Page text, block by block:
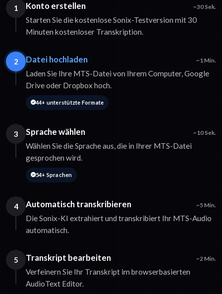
1 Konto erstellen ~30 Sek.
Starten Sie die kostenlose Sonix-Testversion mit 30
Minuten kostenloser Transkription.
2 Datei hochladen ~1 Min.
Laden Sie Ihre MTS-Datei von Ihrem Computer, Google
Drive oder Dropbox hoch.
44+ unterstützte Formate
3 Sprache wählen ~10 Sek.
Wählen Sie die Sprache aus, die in Ihrer MTS-Datei
gesprochen wird.
54+ Sprachen
4 Automatisch transkribieren ~5 Min.
Die Sonix-KI extrahiert und transkribiert Ihr MTS-Audio
automatisch.
5 Transkript bearbeiten ~2 Min.
Verfeinern Sie Ihr Transkript im browserbasierten
AudioText Editor.